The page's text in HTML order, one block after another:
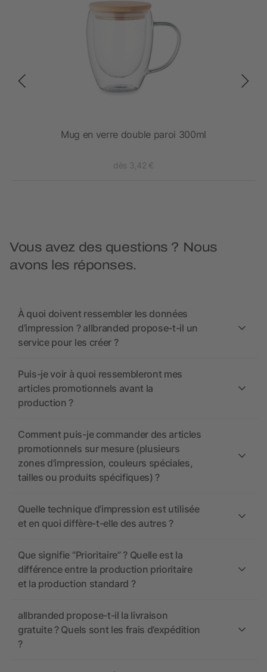
Mug en verre double paroi 300ml
dès 3,42 €
Vous avez des questions ? Nous
avons les réponses.
À quoi doivent ressembler les données
d’impression ? allbranded propose-t-il un
service pour les créer ?
Puis-je voir à quoi ressembleront mes
articles promotionnels avant la
production ?
Comment puis-je commander des articles
promotionnels sur mesure (plusieurs
zones d’impression, couleurs spéciales,
tailles ou produits spécifiques) ?
Quelle technique d’impression est utilisée
et en quoi diffère-t-elle des autres ?
Que signifie “Prioritaire” ? Quelle est la
différence entre la production prioritaire
et la production standard ?
allbranded propose-t-il la livraison
gratuite ? Quels sont les frais d’expédition
?